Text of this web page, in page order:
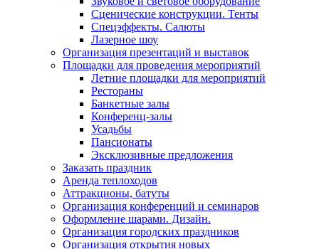
Сценические конструкции. Тенты
Спецэффекты. Салюты
Лазерное шоу
Организация презентаций и выставок
Площадки для проведения мероприятий
Летние площадки для мероприятий
Рестораны
Банкетные залы
Конференц-залы
Усадьбы
Пансионаты
Эксклюзивные предложения
Заказать праздник
Аренда теплоходов
Аттракционы, батуты
Организация конференций и семинаров
Оформление шарами. Дизайн.
Организация городских праздников
Организация открытия новых